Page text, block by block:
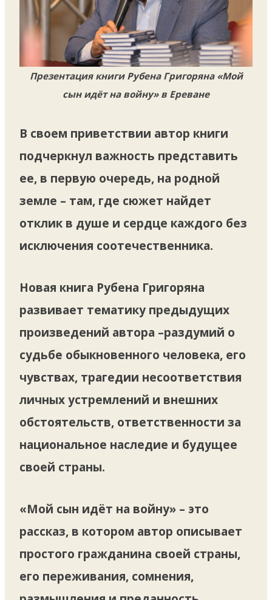
Презентация книги Рубена Григоряна «Мой
сын идёт на войну» в Ереване
В своем приветствии автор книги
подчеркнул важность представить
ее, в первую очередь, на родной
земле – там, где сюжет найдет
отклик в душе и сердце каждого без
исключения соотечественника.
Новая книга Рубена Григоряна
развивает тематику предыдущих
произведений автора –раздумий о
судьбе обыкновенного человека, его
чувствах, трагедии несоответствия
личных устремлений и внешних
обстоятельств, ответственности за
национальное наследие и будущее
своей страны.
«Мой сын идёт на войну» – это
рассказ, в котором автор описывает
простого гражданина своей страны,
его переживания, сомнения,